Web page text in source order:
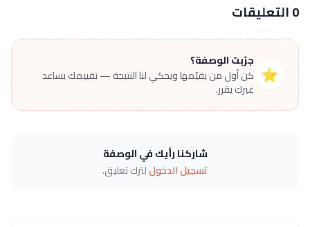
0 التعليقات
⭐
جرّبت الوصفة؟
كن أول من يقيّمها ويحكي لنا النتيجة — تقييمك يساعد
غيرك يقرر.
شاركنا رأيك في الوصفة
تسجيل الدخوللترك تعليق.